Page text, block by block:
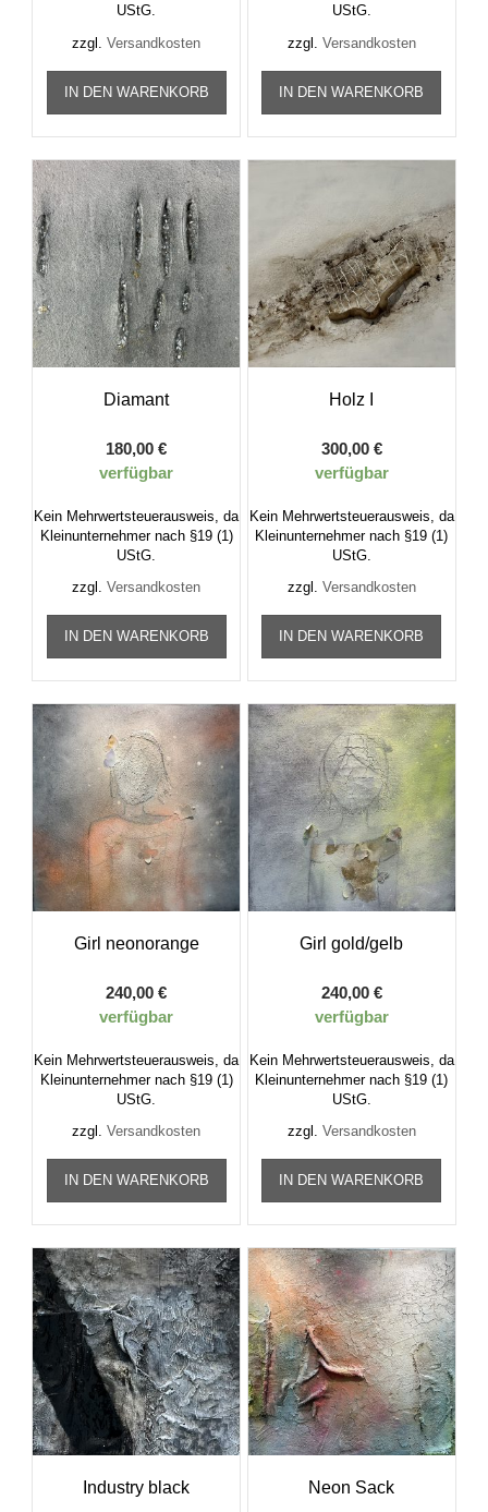
UStG.
zzgl. Versandkosten
IN DEN WARENKORB
UStG.
zzgl.Versandkosten
IN DEN WARENKORB
Holz I
300,00 €
verfügbar
Kein Mehrwertsteuerausweis, da
Kleinunternehmer nach §19 (1)
UStG.
zzgl. Versandkosten
IN DEN WARENKORB
Diamant
180,00€
verfügbar
Kein Mehrwertsteuerausweis, da
Kleinunternehmer nach §19 (1)
UStG.
zzgl.Versandkosten
IN DEN WARENKORB
Girl gold/gelb
240,00 €
verfügbar
Kein Mehrwertsteuerausweis, da
Kleinunternehmer nach §19 (1)
UStG.
zzgl. Versandkosten
IN DEN WARENKORB
Girl neonorange
240,00€
verfügbar
Kein Mehrwertsteuerausweis, da
Kleinunternehmer nach §19 (1)
UStG.
zzgl.Versandkosten
IN DEN WARENKORB
Neon Sack
Industry black